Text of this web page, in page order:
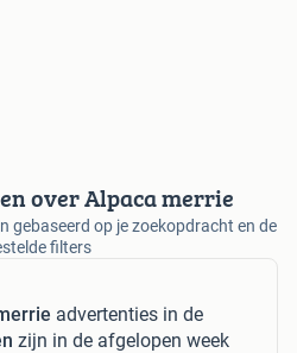
over Alpaca merrie
gebaseerd op je zoekopdracht en de
filters
advertenties in de
zijn in de afgelopen week